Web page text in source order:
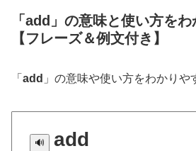
「add」の意味と使い方を
【フレーズ＆例文付き】
「 add 」の意味や使い方をわかりや
add